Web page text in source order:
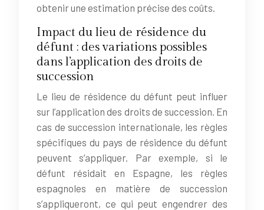
obtenir une estimation précise des coûts.
Impact du lieu de résidence du
défunt : des variations possibles
dans l’application des droits de
succession
Le lieu de résidence du défunt peut influer
sur l’application des droits de succession. En
cas de succession internationale, les règles
spécifiques du pays de résidence du défunt
peuvent s’appliquer. Par exemple, si le
défunt résidait en Espagne, les règles
espagnoles en matière de succession
s’appliqueront, ce qui peut engendrer des